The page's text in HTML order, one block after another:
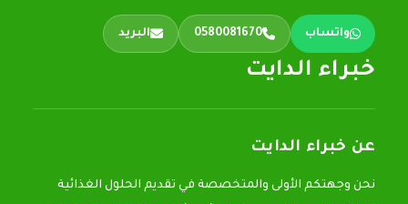
واتساب 0580081670 البريد
خبراء الدايت
عن خبراء الدايت
نحن وجهتكم الأولى والمتخصصة في تقديم الحلول الغذائية